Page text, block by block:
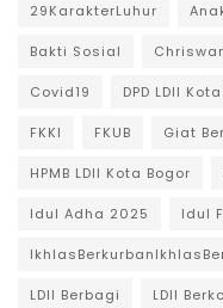
29KarakterLuhur
Bakti Sosial
Covid19 DPD LDII
FKKI FKUB Giat
HPMB LDII Kota Bogor
Idul Adha 2025 Idul
LDII Berbagi LDII